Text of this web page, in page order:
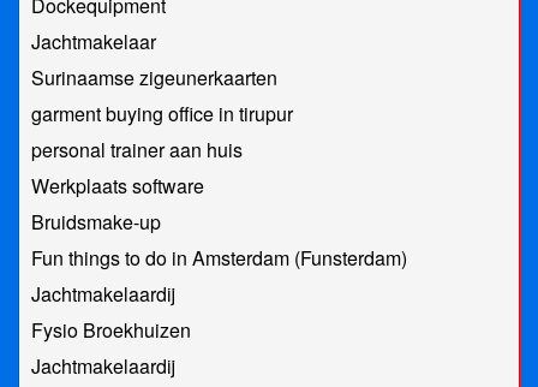
Dockequipment
Jachtmakelaar
Surinaamse zigeunerkaarten
garment buying office in tirupur
personal trainer aan huis
Werkplaats software
Bruidsmake-up
Fun things to do in Amsterdam (Funsterdam)
Jachtmakelaardij
Fysio Broekhuizen
Jachtmakelaardij